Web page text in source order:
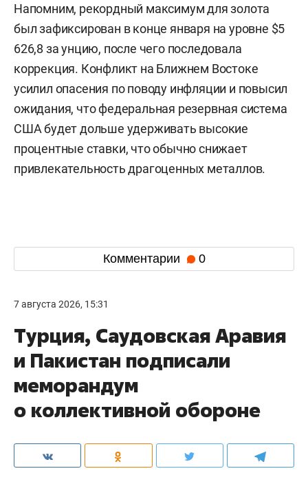
Напомним, рекордный максимум для золота
был зафиксирован в конце января на уровне $5
626,8 за унцию, после чего последовала
коррекция. Конфликт на Ближнем Востоке
усилил опасения по поводу инфляции и повысил
ожидания, что федеральная резервная система
США будет дольше удерживать высокие
процентные ставки, что обычно снижает
привлекательность драгоценных металлов.
Комментарии 0
7 августа 2026, 15:31
Турция, Саудовская Аравия
и Пакистан подписали
меморандум
о коллективной обороне